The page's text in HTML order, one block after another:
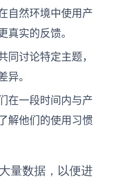
自然环境中使用产
真实的反馈。
同讨论特定主题，
异。
在一段时间内与产
解他们的使用习惯
量数据，以便进